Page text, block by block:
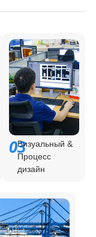
03Визуальный &
Процесс
дизайн